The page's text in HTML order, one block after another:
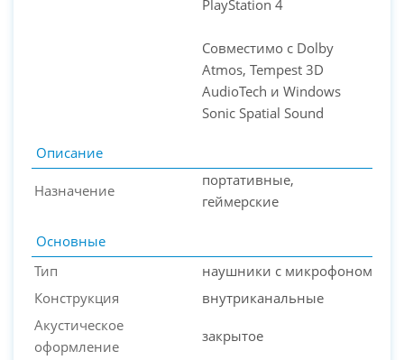
PlayStation 4
Совместимо с Dolby
Atmos, Tempest 3D
AudioTech и Windows
Sonic Spatial Sound
Описание
Назначение
портативные,
геймерские
Основные
Тип
наушники с микрофоном
Конструкция
внутриканальные
Акустическое
оформление
закрытое